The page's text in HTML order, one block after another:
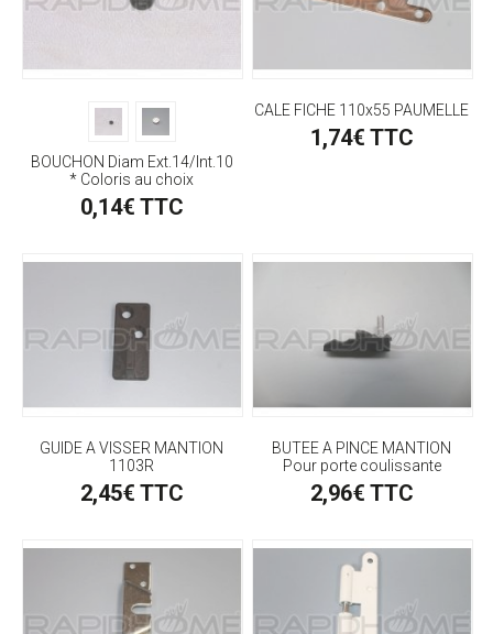
BOUCHON Diam Ext.14/Int.10
* Coloris au choix
0,14€ TTC
CALE FICHE 110x55 PAUMELLE
1,74€ TTC
GUIDE A VISSER MANTION
1103R
2,45€ TTC
BUTEE A PINCE MANTION
Pour porte coulissante
2,96€ TTC